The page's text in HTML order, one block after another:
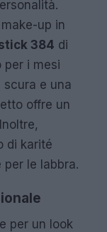
up in
384 di
i mesi
scura e una
offre un
di karité
le labbra.
per un look